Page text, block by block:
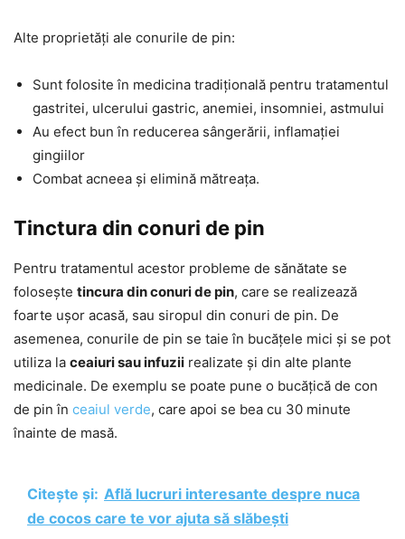
Alte proprietăți ale conurile de pin:
Sunt folosite în medicina tradițională pentru tratamentul
gastritei, ulcerului gastric, anemiei, insomniei, astmului
Au efect bun în reducerea sângerării, inflamației
gingiilor
Combat acneea și elimină mătreața.
Tinctura din conuri de pin
Pentru tratamentul acestor probleme de sănătate se
folosește tincura din conuri de pin, care se realizează
foarte ușor acasă, sau siropul din conuri de pin. De
asemenea, conurile de pin se taie în bucățele mici și se pot
utiliza la ceaiuri sau infuzii realizate și din alte plante
medicinale. De exemplu se poate pune o bucățică de con
de pin în ceaiul verde, care apoi se bea cu 30 minute
înainte de masă.
Citește și: Află lucruri interesante despre nuca
de cocos care te vor ajuta să slăbești